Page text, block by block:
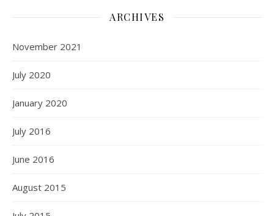
ARCHIVES
November 2021
July 2020
January 2020
July 2016
June 2016
August 2015